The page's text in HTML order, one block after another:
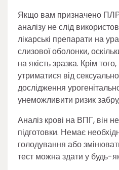
Якщо вам призначено
аналізу не слід
лікарські препарати на
слизової оболонки,
на якість зразка. Крім
утриматися від
дослідження
унеможливити ризик
Аналіз крові на ВПГ, він
підготовки. Немає
голодування або
тест можна здати у будь-